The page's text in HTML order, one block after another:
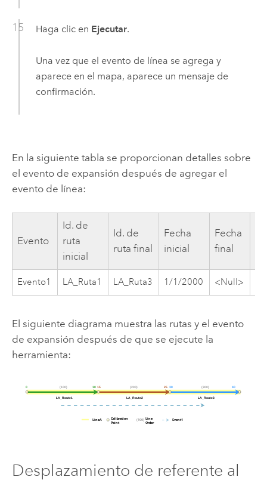
Haga clic en Ejecutar.
Una vez que el evento de línea se agrega y
aparece en el mapa, aparece un mensaje de
confirmación.
En la siguiente tabla se proporcionan detalles sobre
el evento de expansión después de agregar el
evento de línea:
Evento
Id. de
ruta
inicial
Id. de
ruta final
Fecha
inicial
Fecha
final
Evento1 LA_Ruta1 LA_Ruta3 1/1/2000 <Null>
El siguiente diagrama muestra las rutas y el evento
de expansión después de que se ejecute la
herramienta:
Desplazamiento de referente al